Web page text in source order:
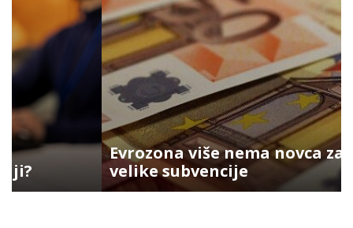
Evrozona više nema novca za
velike subvencije